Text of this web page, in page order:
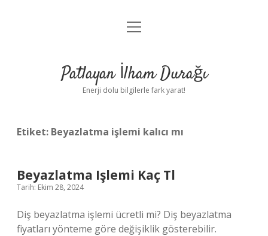
Anasayfa
Yasal Uyarı
menüyü
Patlayan İlham Durağı
Enerji dolu bilgilerle fark yarat!
Etiket: Beyazlatma işlemi kalıcı mı
Beyazlatma Işlemi Kaç Tl
Tarih: Ekim 28, 2024
Diş beyazlatma işlemi ücretli mi? Diş beyazlatma
fiyatları yönteme göre değişiklik gösterebilir.